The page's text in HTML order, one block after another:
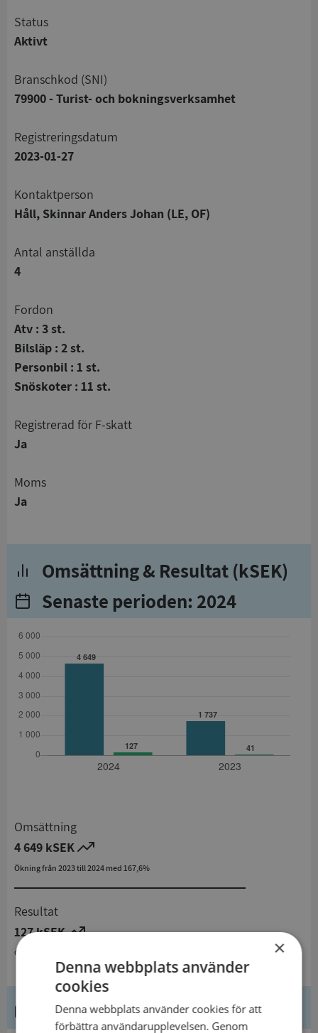
status
Aktivt
branschkod (SNI)
79900 - Turist- och bokningsverksamhet
registreringsdatum
2023-01-27
Kontaktperson
Håll, Skinnar Anders Johan (LE, OF)
Antal anställda
4
Fordon
Atv : 3 st.
Bilsläp : 2 st.
Personbil : 1 st.
Snöskoter : 11 st.
registrerad för F-skatt
Ja
Moms
Ja
Omsättning & Resultat (kSEK)
Senaste perioden: 2024
Omsättning
4 649 kSEK
Ökning från 2023 till 2024 med 167,6%
Resultat
127 kSEK
Ökning från 2023 till 2024 med 209,8%
Kontaktuppgifter
×
Denna webbplats använder
cookies
Denna webbplats använder cookies för att
förbättra användarupplevelsen. Genom